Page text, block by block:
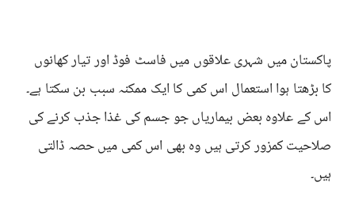
پاکستان میں شہری علاقوں میں فاسٹ فوڈ اور تیار کھانوں
کا بڑھتا ہوا استعمال اس کمی کا ایک ممکنہ سبب بن سکتا ہے۔
اس کے علاوہ بعض بیماریاں جو جسم کی غذا جذب کرنے کی
صلاحیت کمزور کرتی ہیں وہ بھی اس کمی میں حصہ ڈالتی
ہیں۔